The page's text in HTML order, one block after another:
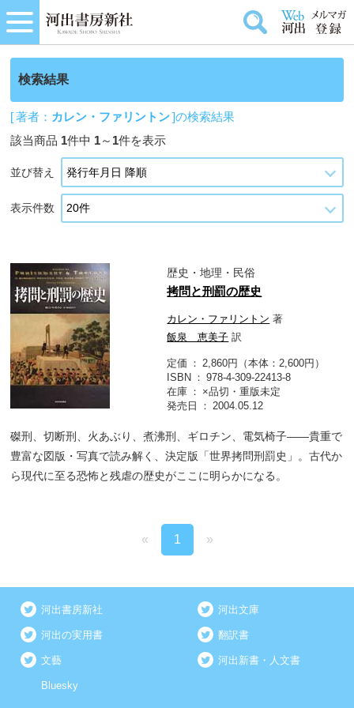
検索結果
[ 著者： カレン・ファリントン]の検索結果
該当商品 1件中 1～ 1件を表示
並び替え
表示件数
歴史・地理・民俗
拷問と刑罰の歴史
カレン・ファリントン 著
飯泉 恵美子 訳
定価
2,860円（本体：2,600円）
ISBN
978-4-309-22413-8
在庫
×品切・重版未定
発売日
2004.05.12
磔刑、切断刑、火あぶり、煮沸刑、ギロチン、電気椅子――貴重で
豊富な図版・写真で読み解く、決定版「世界拷問刑罰史」。古代か
ら現代に至る恐怖と残虐の歴史がここに明らかになる。
« 1 »
河出書房新社 河出文庫
河出の実用書 翻訳書
文藝 河出新書・人文書
Bluesky